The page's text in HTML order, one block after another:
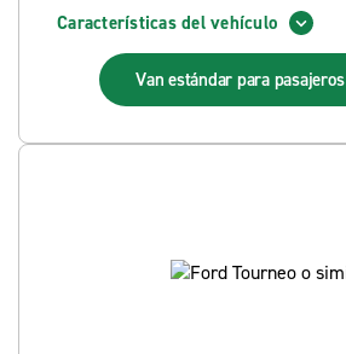
Características del vehículo
Van estándar para pasajeros